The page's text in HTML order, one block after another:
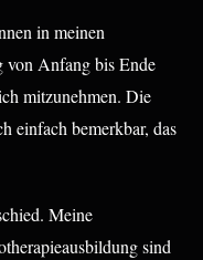
in meinen
von Anfang bis Ende
mitzunehmen. Die
einfach bemerkbar, das
Meine
sind